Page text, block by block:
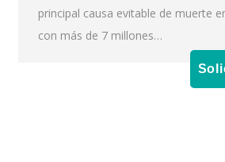
principal causa evitable de muerte
con más de 7 millones…